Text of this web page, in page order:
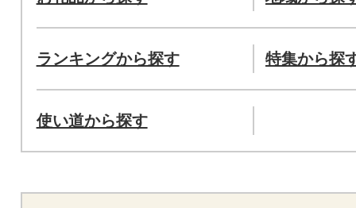
ランキングから探す 特集から探
使い道から探す